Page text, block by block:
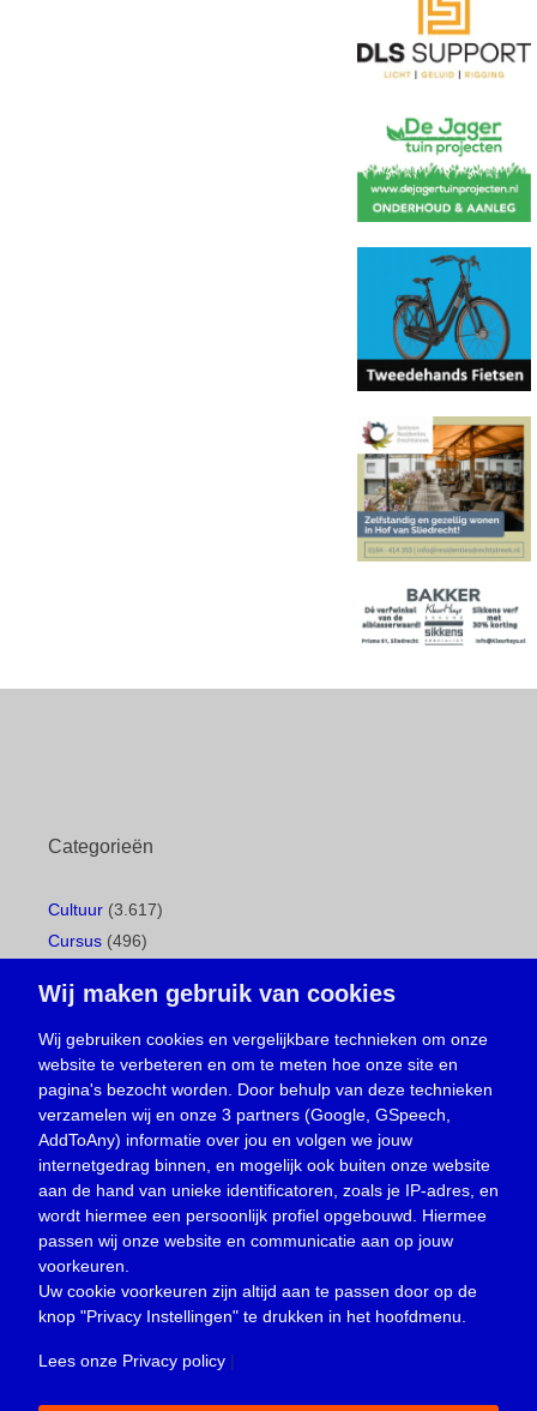
Categorieën
Cultuur (3.617)
Cursus (496)
Gemeentepagina(104)
Ingezonden brief(537)
Media(156)
Nieuws (23.329)
Oproep(734)
Overlijden(39)
Podcast(18)
prijsvraag (5)
Religie (1.438)
Service(226)
Wij maken gebruik van cookies
Wij gebruiken cookies en vergelijkbare technieken om onze
website te verbeteren en om te meten hoe onze site en
pagina's bezocht worden. Door behulp van deze technieken
verzamelen wij en onze 3 partners (Google, GSpeech,
AddToAny) informatie over jou en volgen we jouw
internetgedrag binnen, en mogelijk ook buiten onze website
aan de hand van unieke identificatoren, zoals je IP-adres, en
wordt hiermee een persoonlijk profiel opgebouwd. Hiermee
passen wij onze website en communicatie aan op jouw
voorkeuren.
Uw cookie voorkeuren zijn altijd aan te passen door op de
knop "Privacy Instellingen" te drukken in het hoofdmenu.
Lees onze Privacy policy |